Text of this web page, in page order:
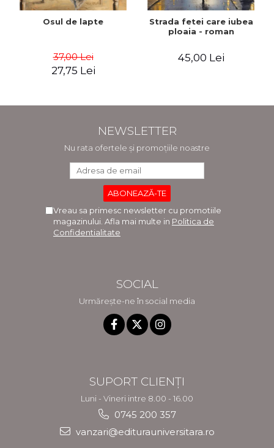
Osul de lapte
37,00 Lei
27,75 Lei
Strada fetei care iubea
ploaia - roman
45,00 Lei
NEWSLETTER
Nu rata ofertele și promoțiile noastre
Vreau sa primesc newsletter cu promotiile
magazinului. Afla mai multe in Politica de
Confidentialitate
SOCIAL
Urmărește-ne în social media
SUPORT CLIENȚI
Luni - Vineri intre 8.00 - 16.00
0745 200 357
vanzari@editurauniversitara.ro